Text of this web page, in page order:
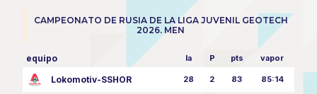
CAMPEONATO DE RUSIA DE LA LIGA JUVENIL GEOTECH
2026. MEN
equipo la P pts vapor
Lokomotiv-SSHOR 28 2 83 85:14